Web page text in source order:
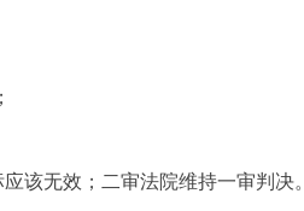
该无效；二审法院维持一审判决。